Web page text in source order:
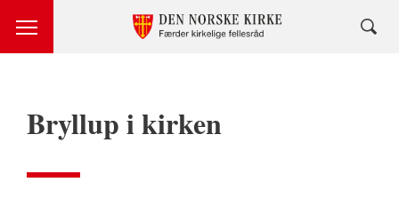
Bryllup i kirken